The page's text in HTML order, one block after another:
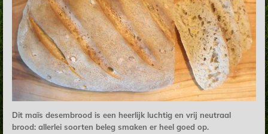
Dit maïs desembrood is een heerlijk luchtig en vrij neutraal
brood: allerlei soorten beleg smaken er heel goed op.